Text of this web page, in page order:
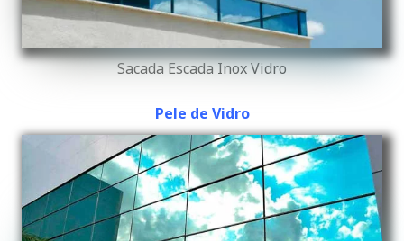
Sacada Escada Inox Vidro
Pele de Vidro